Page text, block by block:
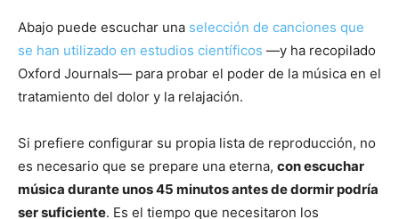
Abajo puede escuchar una selección de canciones que
se han utilizado en estudios científicos —y ha recopilado
Oxford Journals— para probar el poder de la música en el
tratamiento del dolor y la relajación.
Si prefiere configurar su propia lista de reproducción, no
es necesario que se prepare una eterna, con escuchar
música durante unos 45 minutos antes de dormir podría
ser suficiente. Es el tiempo que necesitaron los